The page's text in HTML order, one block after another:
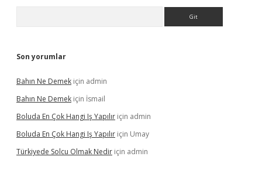
Son yorumlar
Bahın Ne Demek için admin
Bahın Ne Demek için İsmail
Boluda En Çok Hangi Iş Yapılır için admin
Boluda En Çok Hangi Iş Yapılır için Umay
Türkiyede Solcu Olmak Nedir için admin